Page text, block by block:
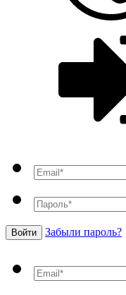
Войти Забыли пароль?